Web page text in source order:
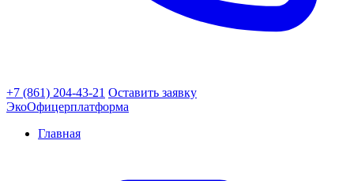
+7 (861) 204-43-21 Оставить заявку
ЭкоОфицерплатформа
Главная